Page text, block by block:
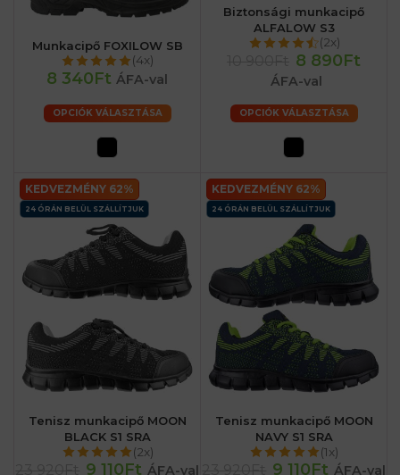
Munkacipő FOXILOW SB
(4x)
8 340Ft ÁFA-val
OPCIÓK VÁLASZTÁSA
Biztonsági munkacipő
ALFALOW S3
(2x)
8 890Ft
ÁFA-val
OPCIÓK VÁLASZTÁSA
KEDVEZMÉNY 62%
24 ÓRÁN BELÜL SZÁLLÍTJUK
Tenisz munkacipő MOON
BLACK S1 SRA
(2x)
9 110Ft ÁFA-val
KEDVEZMÉNY 62%
24 ÓRÁN BELÜL SZÁLLÍTJUK
Tenisz munkacipő MOON
NAVY S1 SRA
(1x)
9 110Ft ÁFA-val